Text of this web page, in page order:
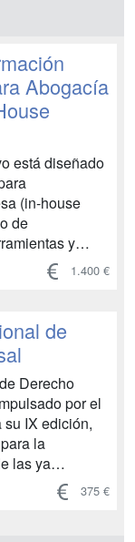
Abogacía
está diseñado
(in-house
de
y
para
y
de sus
temas
1.400 €
de
Derecho
por el
su IX edición,
la
las ya
y
de la
375 €